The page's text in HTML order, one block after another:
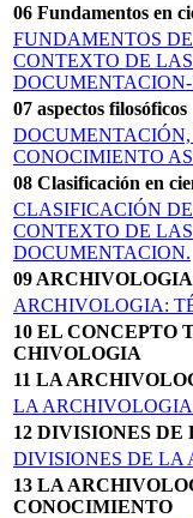
06 Fundamentos en
FUNDAMENTOS
CONTEXTO DE
07 aspectos filosóficos
CONOCIMIENTO
08 Clasificación en
CLASIFICACIÓN
CONTEXTO DE
DOCUMENTACION.
09
ARCHIVOLOGIA:
10 EL
CHIVOLOGIA
11 LA
LA
12 DIVISIONES
DIVISIONES DE LA
13 LA
CONOCIMIENTO